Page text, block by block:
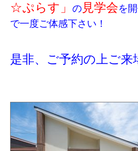
☆ぷらす」
の 見学会を
で一度ご体感下さい！
是非、ご予約の上ご来